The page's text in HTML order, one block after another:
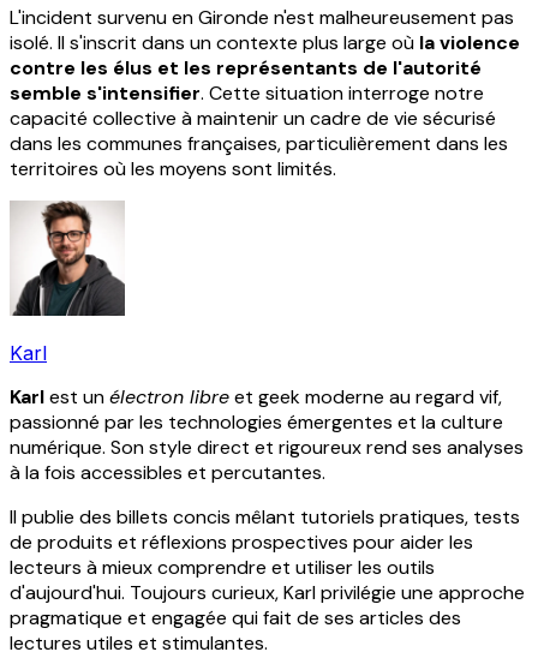
L'incident survenu en Gironde n'est malheureusement pas
isolé. Il s'inscrit dans un contexte plus large où la violence
contre les élus et les représentants de l'autorité
semble s'intensifier. Cette situation interroge notre
capacité collective à maintenir un cadre de vie sécurisé
dans les communes françaises, particulièrement dans les
territoires où les moyens sont limités.
Karl
Karlest unélectron libreet geek moderne au regard vif,
passionné par les technologies émergentes et la culture
numérique. Son style direct et rigoureux rend ses analyses
à la fois accessibles et percutantes.
Il publie des billets concis mêlant tutoriels pratiques, tests
de produits et réflexions prospectives pour aider les
lecteurs à mieux comprendre et utiliser les outils
d'aujourd'hui. Toujours curieux, Karl privilégie une approche
pragmatique et engagée qui fait de ses articles des
lectures utiles et stimulantes.